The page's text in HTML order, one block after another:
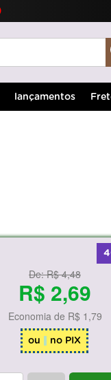
lançamentos
De:R$ 4,48
R$ 2,69
Economia de R$ 1,79
ou no PIX